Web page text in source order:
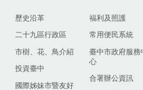
歷史沿革
二十九區行政區
市樹、花、鳥介紹
投資臺中
國際姊妹市暨友好
福利及照護
常用便民系統
臺中市政府服務
心
合署辦公資訊